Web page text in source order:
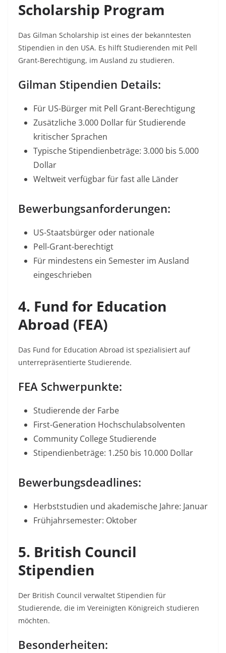
Scholarship Program
Das Gilman Scholarship ist eines der bekanntesten
Stipendien in den USA. Es hilft Studierenden mit Pell
Grant-Berechtigung, im Ausland zu studieren.​
Gilman Stipendien Details:
Für US-Bürger mit Pell Grant-Berechtigung​
Zusätzliche 3.000 Dollar für Studierende
kritischer Sprachen​
Typische Stipendienbeträge: 3.000 bis 5.000
Dollar
Weltweit verfügbar für fast alle Länder
Bewerbungsanforderungen:
US-Staatsbürger oder nationale
Pell-Grant-berechtigt
Für mindestens ein Semester im Ausland
eingeschrieben
4. Fund for Education
Abroad (FEA)
Das Fund for Education Abroad ist spezialisiert auf
unterrepräsentierte Studierende.​
FEA Schwerpunkte:
Studierende der Farbe​
First-Generation Hochschulabsolventen​
Community College Studierende​
Stipendienbeträge: 1.250 bis 10.000 Dollar​
Bewerbungsdeadlines:
Herbststudien und akademische Jahre: Januar
Frühjahrsemester: Oktober
5. British Council
Stipendien
Der British Council verwaltet Stipendien für
Studierende, die im Vereinigten Königreich studieren
möchten.​
Besonderheiten: